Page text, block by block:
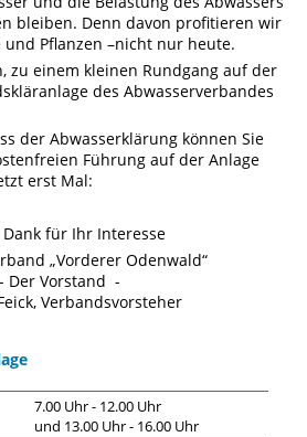
bleiben. Denn davon profitieren wir
Pflanzen –nicht nur heute.
zu einem kleinen Rundgang auf der
des Abwasserverbandes
der Abwasserklärung können Sie
Führung auf der Anlage
erst Mal:
Dank für Ihr Interesse
„Vorderer Odenwald“
- Der Vorstand -
Verbandsvorsteher
7.00 Uhr - 12.00 Uhr
und 13.00 Uhr - 16.00 Uhr